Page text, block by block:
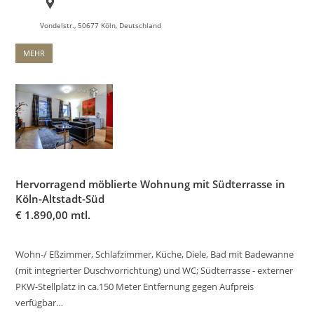
Vondelstr., 50677 Köln, Deutschland
MEHR
Hervorragend möblierte Wohnung mit Südterrasse in
Köln-Altstadt-Süd
€ 1.890,00 mtl.
Wohn-/ Eßzimmer, Schlafzimmer, Küche, Diele, Bad mit Badewanne
(mit integrierter Duschvorrichtung) und WC; Südterrasse - externer
PKW-Stellplatz in ca.150 Meter Entfernung gegen Aufpreis
verfügbar…